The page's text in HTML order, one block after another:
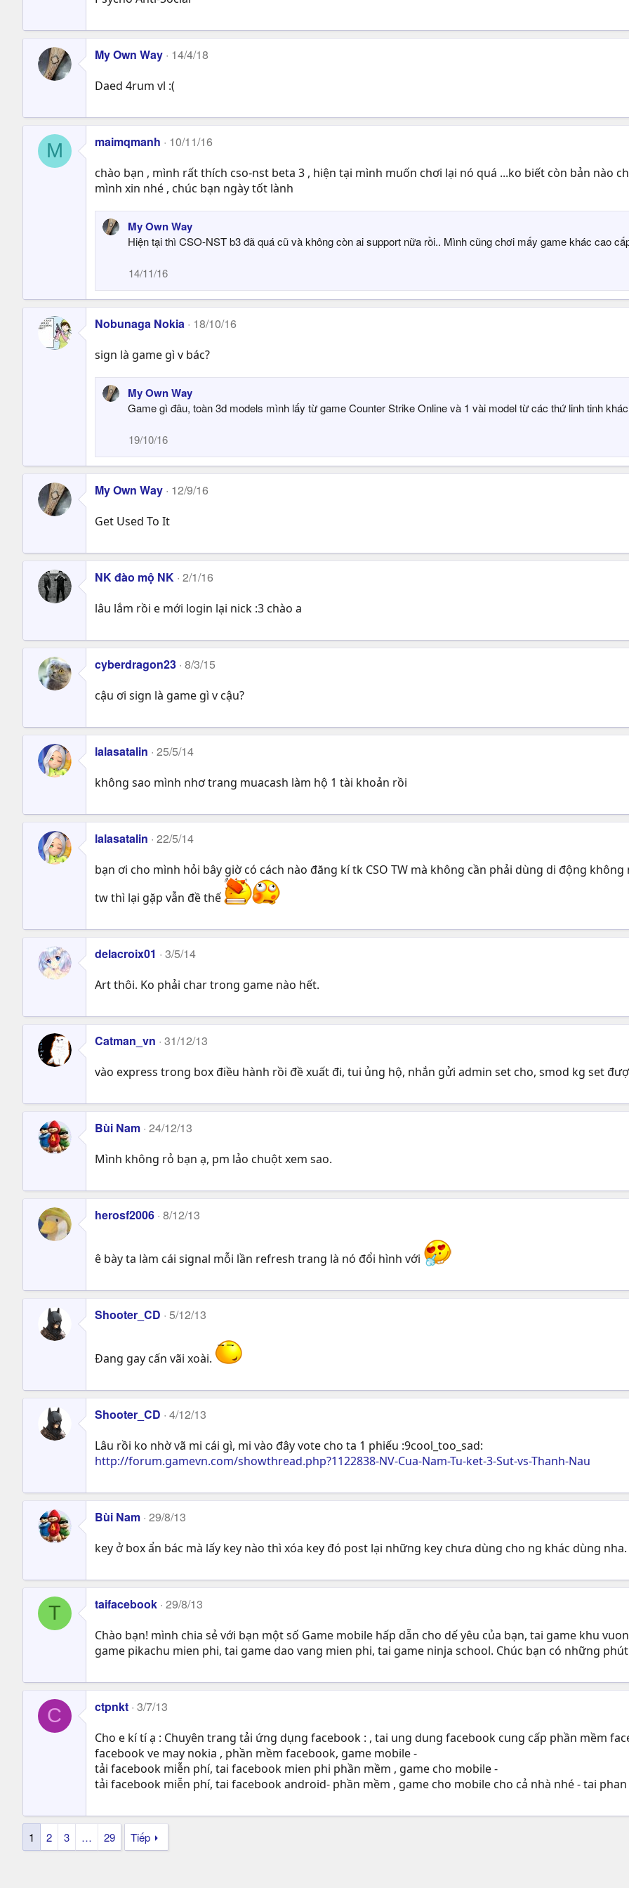
n
s
:
My Own Way 14/4/18
Daed 4rum vl :(
M maimqmanh 10/11/16
chào bạn , mình rất thích cso-nst beta 3 , hiện tại mình muốn chơi lại nó quá ...ko biết còn bản nào
mình xin nhé , chúc bạn ngày tốt lành
My Own Way
Hiện tại thì CSO-NST b3 đã quá cũ và không còn ai support nữa rồi.. Mình cũng chơi mấy game khác cao
14/11/16
Nobunaga Nokia 18/10/16
sign là game gì v bác?
My Own Way
Game gì đâu, toàn 3d models mình lấy từ game Counter Strike Online và 1 vài model từ các thứ linh tinh
19/10/16
My Own Way 12/9/16
Get Used To It
NK đào mộ NK 2/1/16
lâu lắm rồi e mới login lại nick :3 chào a
cyberdragon23 8/3/15
cậu ơi sign là game gì v cậu?
lalasatalin 25/5/14
không sao mình nhơ trang muacash làm hộ 1 tài khoản rồi
lalasatalin 22/5/14
bạn ơi cho mình hỏi bây giờ có cách nào đăng kí tk CSO TW mà không cần phải dùng di động
tw thì lại gặp vẫn đề thế
delacroix01 3/5/14
Art thôi. Ko phải char trong game nào hết.
Catman_vn 31/12/13
vào express trong box điều hành rồi đề xuất đi, tui ủng hộ, nhắn gửi admin set cho, smod kg set
Bùi Nam 24/12/13
Mình không rỏ bạn ạ, pm lảo chuột xem sao.
herosf2006 8/12/13
ê bày ta làm cái signal mỗi lần refresh trang là nó đổi hình với
Shooter_CD 5/12/13
Đang gay cấn vãi xoài.
Shooter_CD 4/12/13
Lâu rồi ko nhờ vã mi cái gì, mi vào đây vote cho ta 1 phiếu :9cool_too_sad:
http://forum.gamevn.com/showthread.php?1122838-NV-Cua-Nam-Tu-ket-3-Sut-vs-Thanh-Nau
Bùi Nam 29/8/13
key ở box ẩn bác mà lấy key nào thì xóa key đó post lại những key chưa dùng cho ng khác dùng nha.
T taifacebook 29/8/13
Chào bạn! mình chia sẻ với bạn một số Game mobile hấp dẫn cho dế yêu của bạn, tai game khu
game pikachu mien phi, tai game dao vang mien phi, tai game ninja school. Chúc bạn có những
C ctpnkt 3/7/13
Cho e kí tí ạ : Chuyên trang tải ứng dụng facebook : , tai ung dung facebook cung cấp phần mềm
facebook ve may nokia , phần mềm facebook, game mobile -
tải facebook miễn phí, tai facebook mien phi phần mềm , game cho mobile -
tải facebook miễn phí, tai facebook android- phần mềm , game cho mobile cho cả nhà nhé - tai
1 2 3 … 29 Tiếp